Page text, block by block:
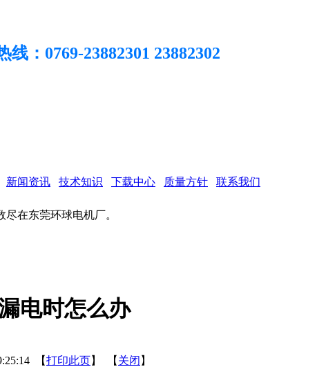
线： 0769-23882301 23882302
新闻资讯 技术知识 下载中心 质量方针 联系我们
在东莞环球电机厂。
电时怎么办
【打印此页】 【 关闭 】